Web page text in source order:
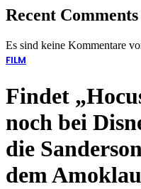
Recent Comments
Es sind keine Kommentare
FILM
Findet
noch bei
die
dem